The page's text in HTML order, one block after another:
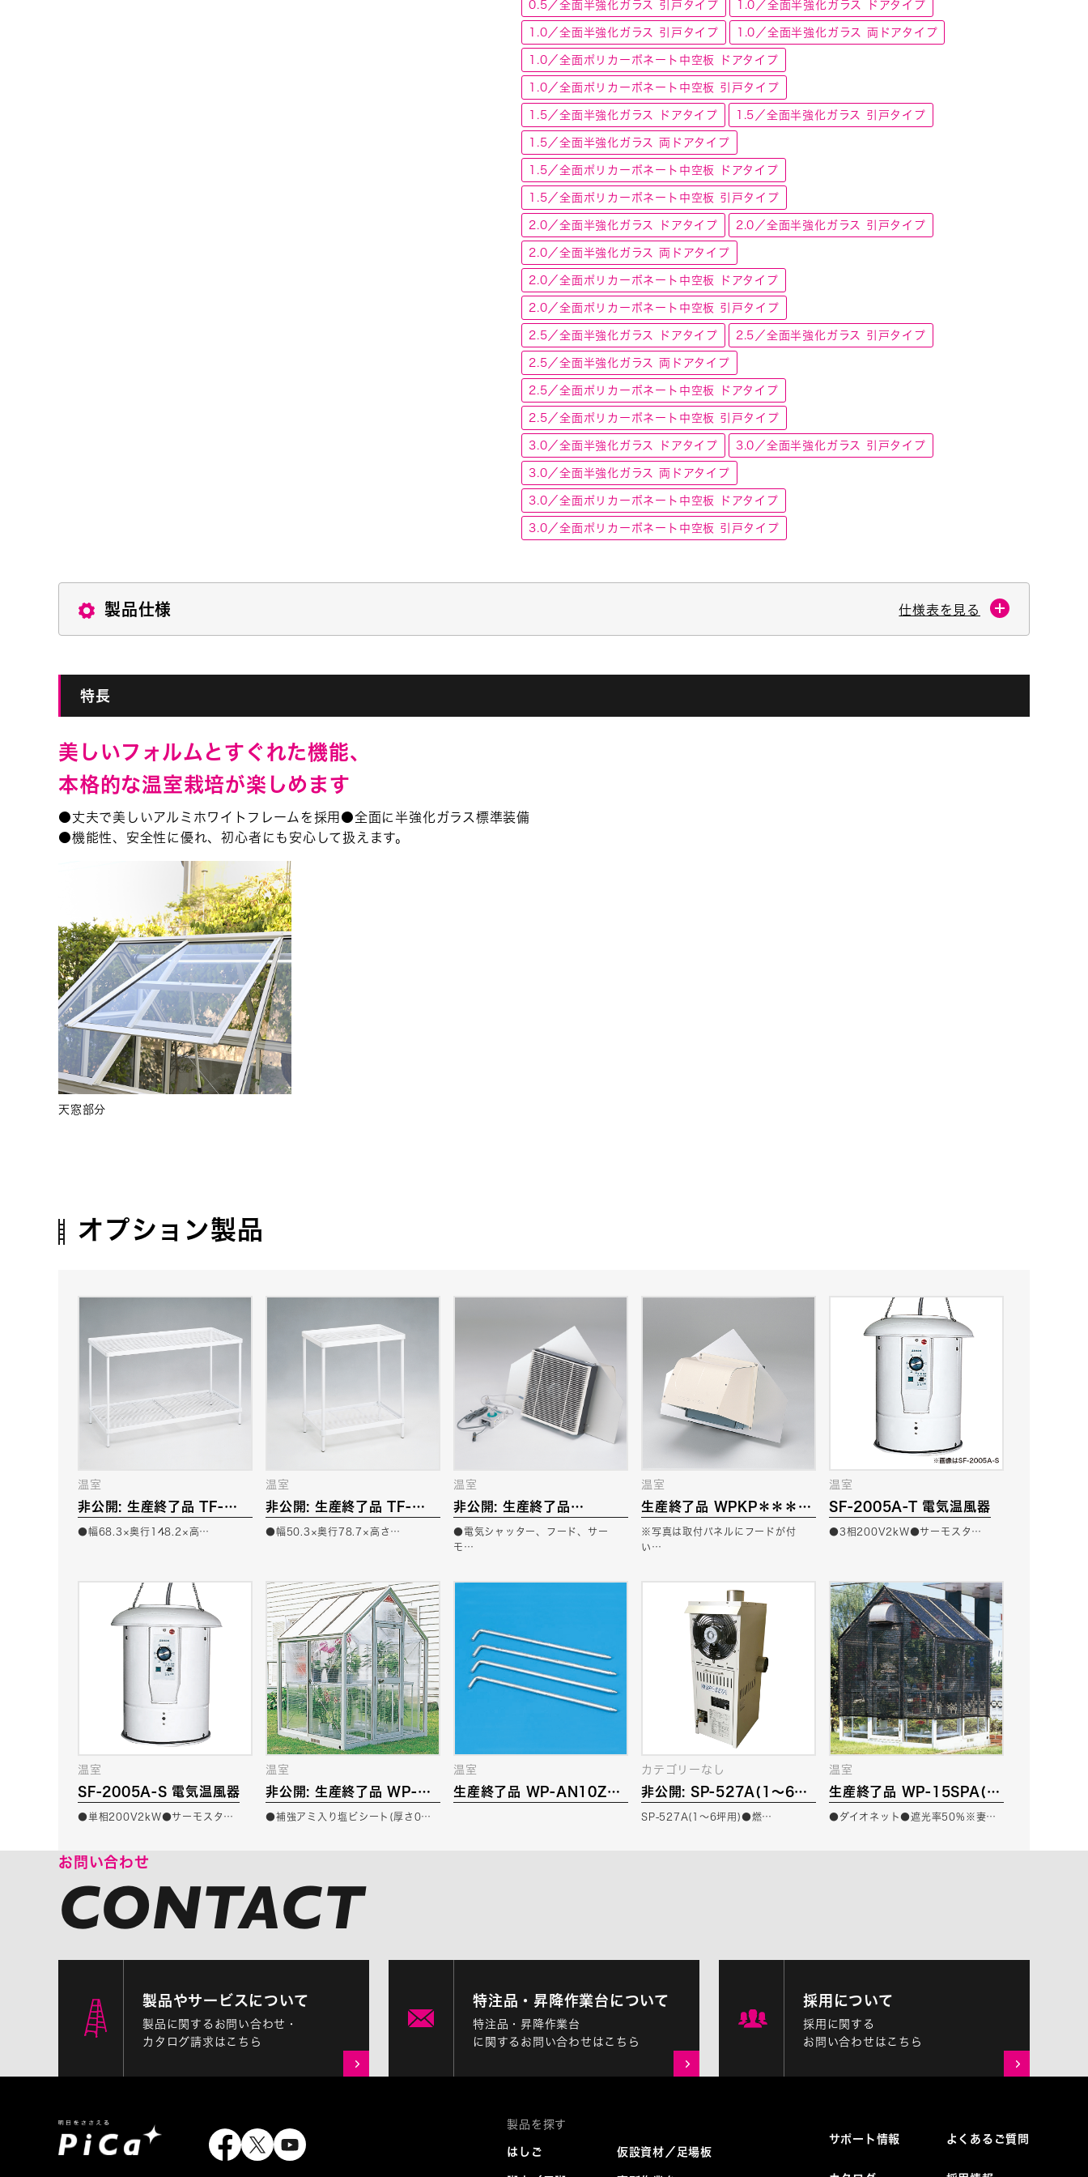
0.5／全面半強化ガラス 引戸タイプ 1.0／全面半強化ガラス ドアタイプ
1.0／全面半強化ガラス 引戸タイプ 1.0／全面半強化ガラス 両ドアタイプ
1.0／全面ポリカーボネート中空板 ドアタイプ
1.0／全面ポリカーボネート中空板 引戸タイプ
1.5／全面半強化ガラス ドアタイプ 1.5／全面半強化ガラス 引戸タイプ
1.5／全面半強化ガラス 両ドアタイプ
1.5／全面ポリカーボネート中空板 ドアタイプ
1.5／全面ポリカーボネート中空板 引戸タイプ
2.0／全面半強化ガラス ドアタイプ 2.0／全面半強化ガラス 引戸タイプ
2.0／全面半強化ガラス 両ドアタイプ
2.0／全面ポリカーボネート中空板 ドアタイプ
2.0／全面ポリカーボネート中空板 引戸タイプ
2.5／全面半強化ガラス ドアタイプ 2.5／全面半強化ガラス 引戸タイプ
2.5／全面半強化ガラス 両ドアタイプ
2.5／全面ポリカーボネート中空板 ドアタイプ
2.5／全面ポリカーボネート中空板 引戸タイプ
3.0／全面半強化ガラス ドアタイプ 3.0／全面半強化ガラス 引戸タイプ
3.0／全面半強化ガラス 両ドアタイプ
3.0／全面ポリカーボネート中空板 ドアタイプ
3.0／全面ポリカーボネート中空板 引戸タイプ
製品仕様 仕様表を見る
特長
美しいフォルムとすぐれた機能、
本格的な温室栽培が楽しめます
●丈夫で美しいアルミホワイトフレームを採用●全面に半強化ガラス標準装備
●機能性、安全性に優れ、初心者にも安心して扱えます。
天窓部分
オプション製品
非公開: 生産終了品 TF-
H15VA(独立棚A)
温室
●幅68.3×奥行148.2×高…
非公開: 生産終了品 TF-
H08VA(独立棚B)
温室
●幅50.3×奥行78.7×高さ…
非公開: 生産終了品
WPK20＊＊C 換気扇
温室
●電気シャッター、フード、サー
モ…
生産終了品 WPKP＊＊＊B
換気扇取付パネル
温室
※写真は取付パネルにフードが付
い…
SF-2005A-T 電気温風器
温室
●3相200V2kW●サーモスタ…
SF-2005A-S 電気温風器
温室
●単相200V2kW●サーモスタ…
非公開: 生産終了品 WP-
15HKB(WP-15用) 保温カ
温室
●補強アミ入り塩ビシート(厚さ0…
生産終了品 WP-AN10ZA
温室
非公開: SP-527A(1〜6坪
用) 石油暖房機
カテゴリーなし
SP-527A(1〜6坪用)●燃…
生産終了品 WP-15SPA(日
よけパイプ)／15SNA(日よ
温室
●ダイオネット●遮光率50%※妻…
お問い合わせ
製品やサービスについて
製品に関するお問い合わせ・
カタログ請求はこちら
特注品・昇降作業台について
特注品・昇降作業台
に関するお問い合わせはこちら
採用について
採用に関する
お問い合わせはこちら
はしご 仮設資材／足場板
サポート情報 よくあるご質問